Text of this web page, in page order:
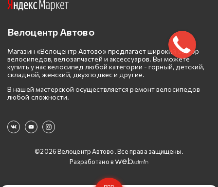
Велоцентр Автово
Магазин «Велоцентр Автово» предлагает широкий выбор
велосипедов, велозапчастей и аксессуаров. Вы можете
купить у нас велосипед любой категории - горный, детский,
складной, женский, двухподвес и другие.
В нашей мастерской осуществляется ремонт велосипедов
любой сложности.
©2026 Велоцентр Автово. Все права защищены.
Разработано в